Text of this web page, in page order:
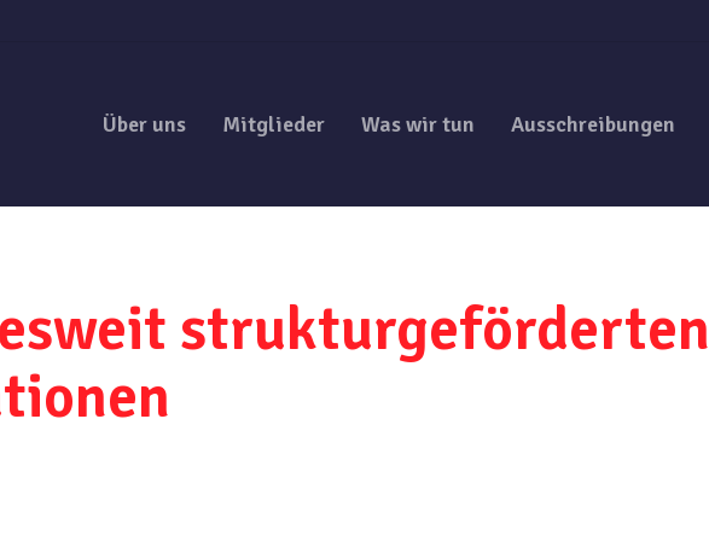
Über uns Mitglieder Was wir tun Ausschreibungen
strukturgeförderten